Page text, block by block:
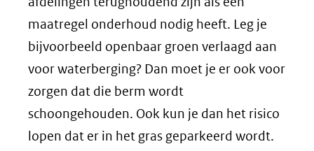
maatregel onderhoud nodig heeft. Leg je
bijvoorbeeld openbaar groen verlaagd aan
voor waterberging? Dan moet je er ook voor
zorgen dat die berm wordt
schoongehouden. Ook kun je dan het risico
lopen dat er in het gras geparkeerd wordt.